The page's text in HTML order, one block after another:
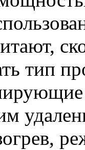
тип